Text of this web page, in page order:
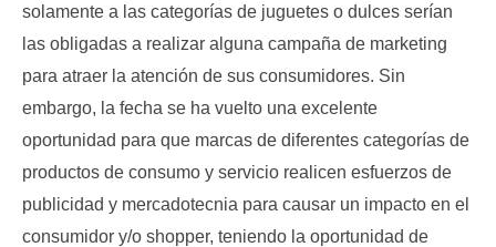
solamente a las categorías de juguetes o dulces serían
las obligadas a realizar alguna campaña de marketing
para atraer la atención de sus consumidores. Sin
embargo, la fecha se ha vuelto una excelente
oportunidad para que marcas de diferentes categorías de
productos de consumo y servicio realicen esfuerzos de
publicidad y mercadotecnia para causar un impacto en el
consumidor y/o shopper, teniendo la oportunidad de